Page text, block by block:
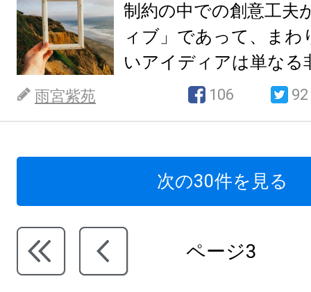
制約の中での創意工夫
ィブ」であって、まわ
いアイディアは単なる
雨宮紫苑 106 92
次の30件を見る
ページ3